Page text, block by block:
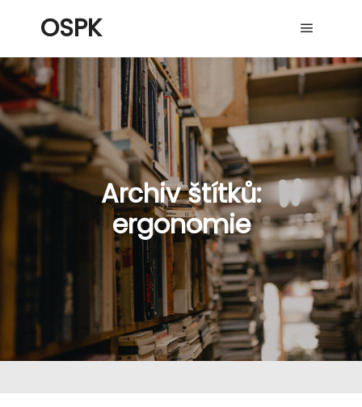
OSPK
Archiv štítků:
ergonomie